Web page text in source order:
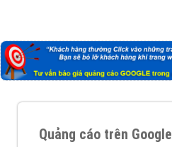
Quảng cáo trên Google